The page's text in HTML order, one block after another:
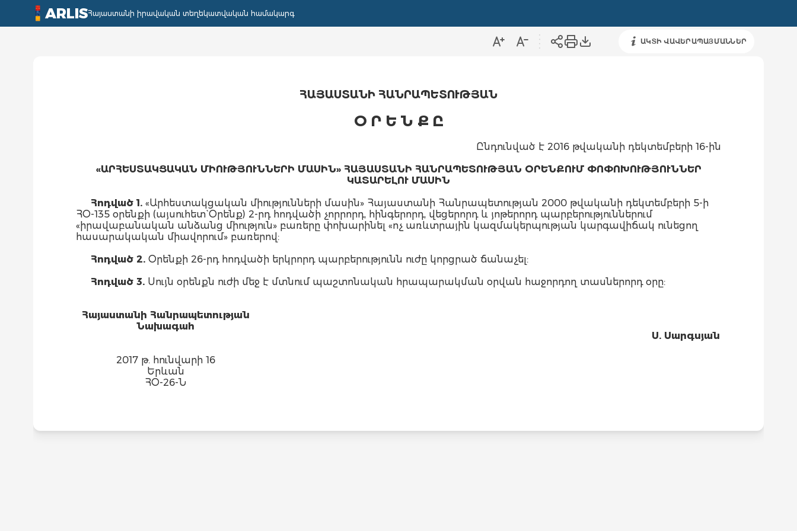
ARLISՀայաստանի իրավական տեղեկատվական համակարգ
ԱԿՏԻ ՎԱՎԵՐԱՊԱՅՄԱՆՆԵՐ
ՀԱՅԱՍՏԱՆԻ ՀԱՆՐԱՊԵՏՈՒԹՅԱՆ
Օ Ր Ե Ն Ք Ը
Ընդունված է 2016 թվականի դեկտեմբերի 16-ին
«ԱՐՀԵՍՏԱԿՑԱԿԱՆ ՄԻՈՒԹՅՈՒՆՆԵՐԻ ՄԱՍԻՆ» ՀԱՅԱՍՏԱՆԻ ՀԱՆՐԱՊԵՏՈՒԹՅԱՆ ՕՐԵՆՔՈՒՄ ՓՈՓՈԽՈՒԹՅՈՒՆՆԵՐ
ԿԱՏԱՐԵԼՈՒ ՄԱՍԻՆ
Հոդված 1. «Արհեստակցական միությունների մասին» Հայաստանի Հանրապետության 2000 թվականի դեկտեմբերի 5-ի
ՀՕ-135 օրենքի (այսուհետ` Օրենք) 2-րդ հոդվածի չորրորդ, հինգերորդ, վեցերորդ և յոթերորդ պարբերություններում
«իրավաբանական անձանց միություն» բառերը փոխարինել «ոչ առևտրային կազմակերպության կարգավիճակ ունեցող
հասարակական միավորում» բառերով:
Հոդված 2. Օրենքի 26-րդ հոդվածի երկրորդ պարբերությունն ուժը կորցրած ճանաչել:
Հոդված 3. Սույն օրենքն ուժի մեջ է մտնում պաշտոնական հրապարակման օրվան հաջորդող տասներորդ օրը:
Հայաստանի Հանրապետության
Նախագահ
Ս. Սարգսյան
2017 թ. հունվարի 16
Երևան
ՀՕ-26-Ն